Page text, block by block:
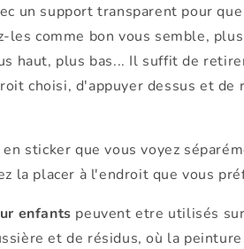
un support transparent pour
les comme bon vous semble,
haut, plus bas... Il suffit de
choisi, d'appuyer dessus et
sticker que vous voyez
la placer à l'endroit que vous
enfants peuvent etre utilisés
et de résidus, où la